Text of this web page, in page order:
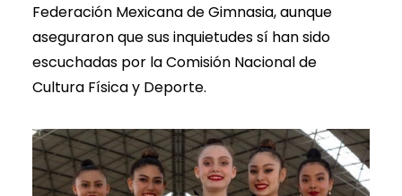
Federación Mexicana de Gimnasia, aunque
aseguraron que sus inquietudes sí han sido
escuchadas por la Comisión Nacional de
Cultura Física y Deporte.